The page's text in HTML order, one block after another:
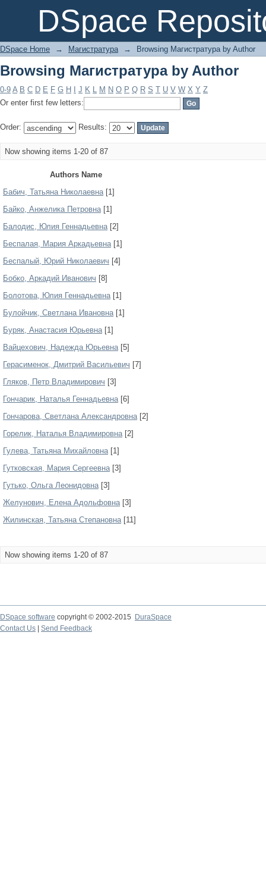
DSpace
Browsing Магистратура by Author
DSpace Home → Магистратура → Browsing Магистратура by Author
Browsing Магистратура by Author
0-9 A B C D E F G H J K L M N O P Q R S T U V W X Y Z
Or enter first few letters:
Order: Results:
Now showing items 1-20 of 87
Authors Name
Бабич, Татьяна Николаевна[1]
Байко, Анжелика Петровна[1]
Балодис, Юлия Геннадьевна[2]
Беспалая, Мария Аркадьевна[1]
Беспалый, Юрий Николаевич [4]
Бобко, Аркадий Иванович [8]
Болотова, Юлия Геннадьевна[1]
Булойчик, Светлана Ивановна[1]
Буряк, Анастасия Юрьевна[1]
Вайцехович, Надежда Юрьевна[5]
Герасименок, Дмитрий Васильевич [7]
Гляков, Петр Владимирович [3]
Гончарик, Наталья Геннадьевна[6]
Гончарова, Светлана Александровна[2]
Горелик, Наталья Владимировна[2]
Гулева, Татьяна Михайловна[1]
Гутковская, Мария Сергеевна[3]
Гутько, Ольга Леонидовна[3]
Желунович, Елена Адольфовна[3]
Жилинская, Татьяна Степановна[11]
Now showing items 1-20 of 87
DSpace software copyright © 2002-2015
DuraSpace
Contact Us
Send Feedback